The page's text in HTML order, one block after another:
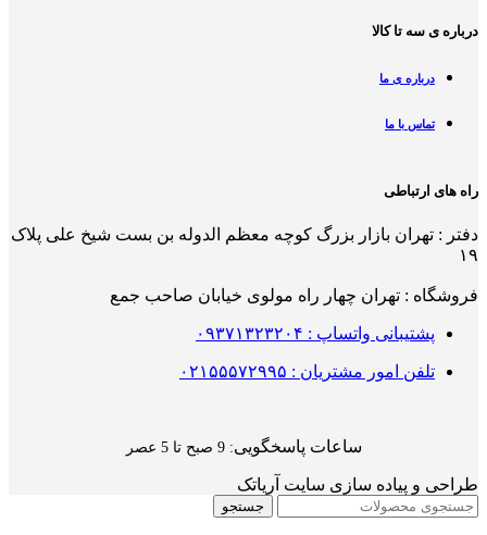
درباره ی سه تا کالا
درباره ی ما
تماس با ما
راه های ارتباطی
دفتر : تهران بازار بزرگ کوچه معظم الدوله بن بست شیخ علی پلاک
۱۹
فروشگاه : تهران چهار راه مولوی خیابان صاحب جمع
پشتیبانی واتساپ : ۰۹۳۷۱۳۲۳۲۰۴
تلفن امور مشتریان : ۰۲۱۵۵۵۷۲۹۹۵
ساعات پاسخگویی: 9 صبح تا 5 عصر
طراحی و پیاده سازی سایت آریاتک
جستجو